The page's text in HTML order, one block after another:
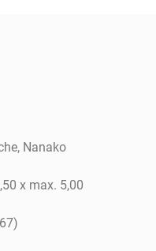
Nanako
x max. 5,00